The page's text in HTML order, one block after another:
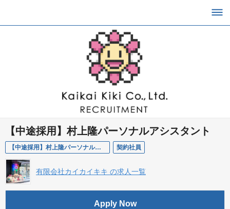
【中途採用】村上隆パーソナルアシスタント
【中途採用】村上隆パーソナルアシスタント 契約社員
有限会社カイカイキキ の求人一覧
Apply Now